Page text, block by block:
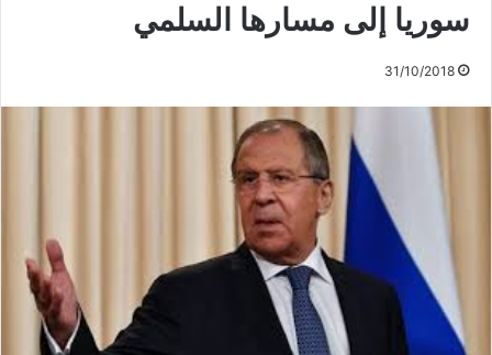
سوريا إلى مسارها السلمي
31/10/2018